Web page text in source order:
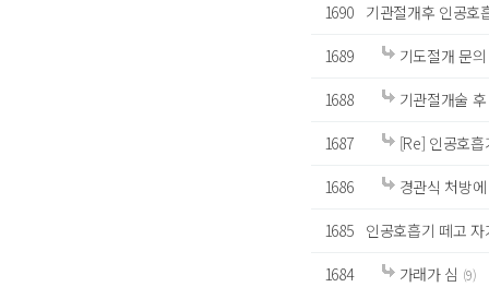
1690
기관절개후 인공호
1689
기도절개 문의
1688
기관절개술
1687
[Re] 인공호
1686
경관식 처방
1685
인공호흡기 떼고
1684
가래가 심 (9)